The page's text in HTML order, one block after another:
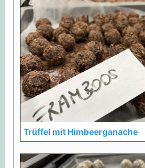
Trüffel mit Himbeerganache